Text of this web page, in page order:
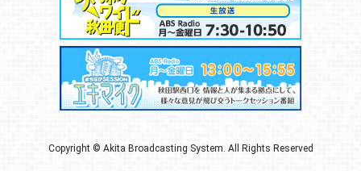
Copyright © Akita Broadcasting System. All Rights Reserved